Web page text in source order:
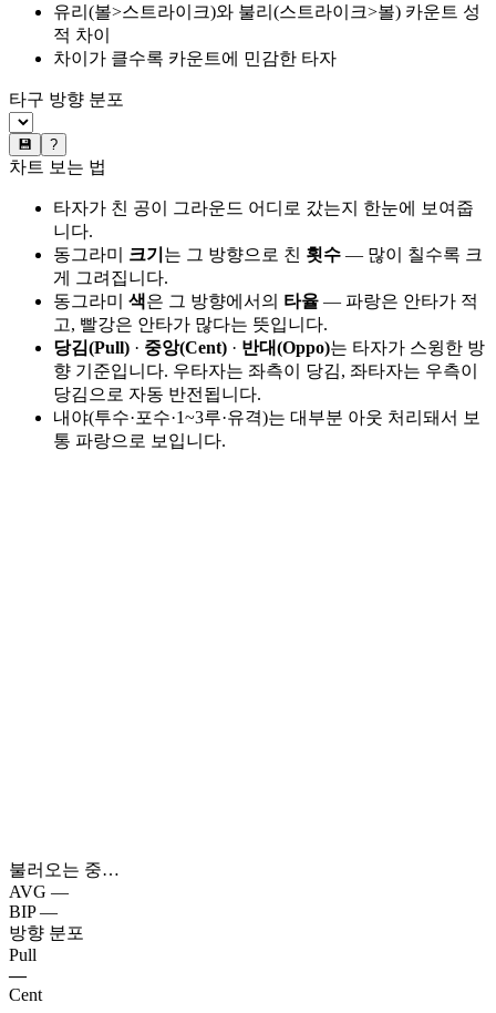
유리(볼>스트라이크)와 불리(스트라이크>볼) 카운트 성
적 차이
차이가 클수록 카운트에 민감한 타자
타구 방향 분포
💾 ?
차트 보는 법
타자가 친 공이 그라운드 어디로 갔는지 한눈에 보여줍
니다.
동그라미 크기 는 그 방향으로 친 횟수 — 많이 칠수록 크
게 그려집니다.
동그라미 색은 그 방향에서의 타율 — 파랑은 안타가 적
고, 빨강은 안타가 많다는 뜻입니다.
당김(Pull) · 중앙(Cent) · 반대(Oppo)는 타자가 스윙한 방
향 기준입니다. 우타자는 좌측이 당김, 좌타자는 우측이
당김으로 자동 반전됩니다.
내야(투수·포수·1~3루·유격)는 대부분 아웃 처리돼서 보
통 파랑으로 보입니다.
불러오는 중…
AVG —
BIP —
방향 분포
Pull
—
Cent